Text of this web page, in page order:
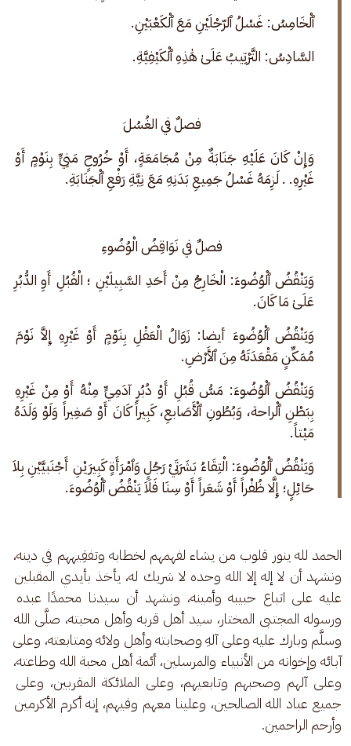
ٱلْخَامِسُ: غَسْلُ ٱلرّجْلَيْنِ مَعَ ٱلْكَعْبَيْنِ.
السَّادِسُ: التَّرْتِيبُ عَلَىٰ هَٰذِهِ ٱلْكَيْفِيَّةِ.
فصلٌ في الغُسُل
وَإِنْ كَانَ عَلَيْهِ جَنَابَةٌ مِنْ مُجَامَعَةٍ، أَوْ خُرُوحٍ مَنِيٍّ بِنَوْمٍ أَوْ
غَيْرِهِ. . لَزِمَهُ غَسْلُ جَمِيعِ بَدَنِهِ مَعَ نِيَّةِ رَفْعِ ٱلْجَنَابَةِ.
فصلٌ في نَوَاقِضُ الْوُضُوءِ
وَيَنْقُضُ ٱلْوُضُوءَ: الْخَارِجُ مِنْ أَحَدِ السَّبِيلَيْنِ ؛ الْقُبُلِ أَوِ الدُّبُرِ
عَلَىٰ مَا كَانَ.
وَيَنْقُضُ ٱلْوُضُوءَ أيضا: زَوَالُ الْعَقْلِ بِنَوْمٍ أَوْ غَيْرِهِ إِلاَّ نَوْمَ
مُمَكِّنٍ مَقْعَدَتَهُ مِنَ ٱلأَرْضِ.
وَيَنْقُضُ ٱلْوُضُوءَ: مَسُّ قُبُلِ أَوْ دُبُرِ آدَمِيٍّ مِنْهُ أَوْ مِنْ غَيْرِهِ
بِبَطْنِ ٱلْراحة، وَبُطُونِ ٱلْأَصَابعِ، كَبِيراً كَانَ أَوْ صَغِيراً وَلَوْ وَلَدَهُ
مَيْتاً.
وَيَنْقُضُ ٱلْوُضُوءَ: الْتِقَاءُ بَشَرَتَيْ رَجُلٍ وَٱمْرَأَةٍ كَبِيرَيْنِ أَجْنَبيَّيْنِ بِلاَ
حَائِلٍ؛ إِلَّا ظُفْراً أَوْ شَعَراً أَوْ سِنَا فَلَاَ يَنْقُضُ ٱلْوُضُوءَ.
الحمد لله ينور قلوب من يشاء لفهمهم لخطابه وتفقِيههم في دينه،
ونشهد أن لا إله إلا الله وحده لا شريك له، يأخذ بأيدي المقبلين
عليه على اتباع حبيبه وأمينه، ونشهد أن سيدنا محمدًا عبده
ورسوله المجتبى المختار، سيد أهل قربه وأهل محبته، صلَّى الله
وسلَّم وبارك عليه وعلى آلهِ وصحابته وأهل ولائه ومتابعته، وعلى
آبائه وإخوانه من الأنبياء والمرسلين، أئمة أهل محبة الله وطاعته،
وعلى آلهم وصحبهم وتابعيهم، وعلى الملائكة المقربين، وعلى
جميع عباد الله الصالحين، وعلينا معهم وفيهم، إنه أكرم الأكرمين
وأرحم الراحمين.